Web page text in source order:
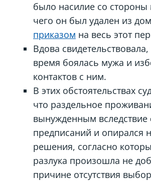
было насилие со стороны
чего он был удален из
приказом на весь этот
Вдова свидетельствовала,
время боялась мужа и
контактов с ним.
В этих обстоятельствах
что раздельное
вынужденным вследствие
предписаний и опирался
решения, согласно
разлука произошла не
причине отсутствия